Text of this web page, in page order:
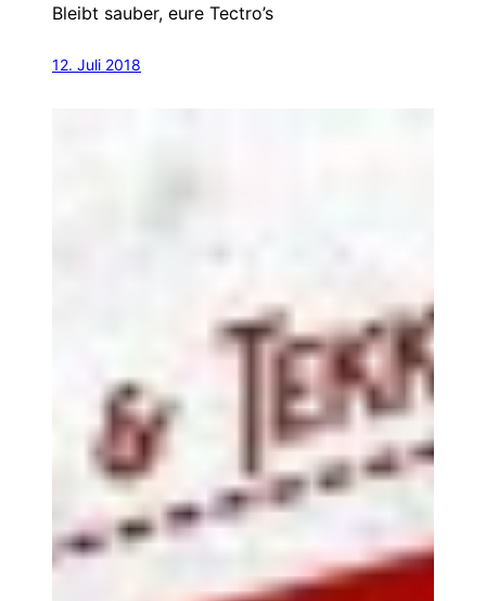
Bleibt sauber, eure Tectro’s
12. Juli 2018